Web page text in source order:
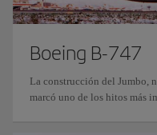
Boeing B-747
La construcción del Jumbo,
marcó uno de los hitos más